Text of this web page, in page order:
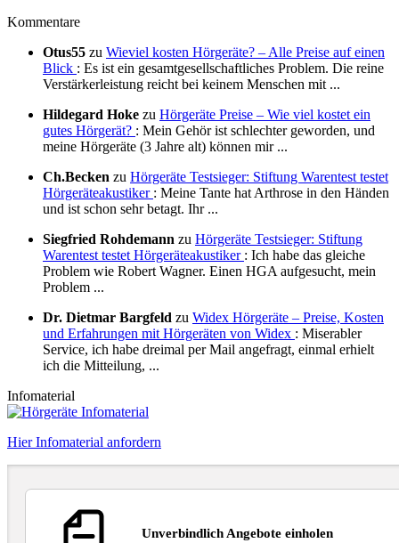
Kommentare
Otus55 zu Wieviel kosten Hörgeräte? – Alle Preise auf einen
Blick‎ : Es ist ein gesamtgesellschaftliches Problem. Die reine
Verstärkerleistung reicht bei keinem Menschen mit ...
Hildegard Hoke zu Hörgeräte Preise – Wie viel kostet ein
gutes Hörgerät? : Mein Gehör ist schlechter geworden, und
meine Hörgeräte (3 Jahre alt) können mir ...
Ch.Becken zu Hörgeräte Testsieger: Stiftung Warentest testet
Hörgeräteakustiker : Meine Tante hat Arthrose in den Händen
und ist schon sehr betagt. Ihr ...
Siegfried Rohdemann zu Hörgeräte Testsieger: Stiftung
Warentest testet Hörgeräteakustiker : Ich habe das gleiche
Problem wie Robert Wagner. Einen HGA aufgesucht, mein
Problem ...
Dr. Dietmar Bargfeld zu Widex Hörgeräte – Preise, Kosten
und Erfahrungen mit Hörgeräten von Widex : Miserabler
Service, ich habe dreimal per Mail angefragt, einmal erhielt
ich die Mitteilung, ...
Infomaterial
Hier Infomaterial anfordern
Unverbindlich Angebote einholen